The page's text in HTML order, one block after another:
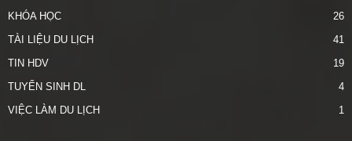
KHÓA HỌC
26
TÀI LIỆU DU LỊCH
41
TIN HDV
19
TUYỂN SINH DL
4
VIỆC LÀM DU LỊCH
1